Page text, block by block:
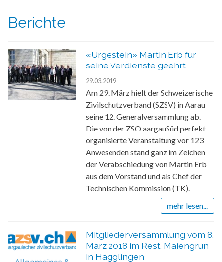
Berichte
«Urgestein» Martin Erb für
seine Verdienste geehrt
29.03.2019
Am 29. März hielt der Schweizerische
Zivilschutzverband (SZSV) in Aarau
seine 12. Generalversammlung ab.
Die von der ZSO aargauSüd perfekt
organisierte Veranstaltung vor 123
Anwesenden stand ganz im Zeichen
der Verabschiedung von Martin Erb
aus dem Vorstand und als Chef der
Technischen Kommission (TK).
mehr lesen...
Mitgliederversammlung vom 8.
März 2018 im Rest. Maiengrün
in Hägglingen